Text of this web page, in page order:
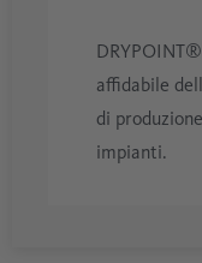
affidabile
di
impianti.